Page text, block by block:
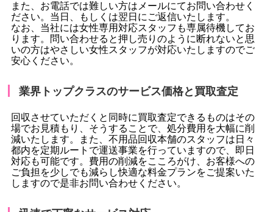
また、お電話では難しい方はメールにてお問い合わせく
ださい。当日、もしくは翌日にご返信いたします。
なお、当社には女性専用対応スタッフも専属待機してお
ります。問い合わせると押し売りのように断れないと思
いの方はやさしい女性スタッフが対応いたしますのでご
安心ください。
業界トップクラスのサービス価格と買取査定
回収させていただくと同時に買取査定できるものはその
場でお見積もり、そうすることで、処分費用を大幅に削
減いたします。また、不用品回収本舗のスタッフは日々
都内を定期ルートで運送事業を行っていますので、即日
対応も可能です。費用の削減をこころがけ、お客様への
ご負担を少しでも減らし快適な料金プランをご提案いた
しますので是非お問い合わせください。